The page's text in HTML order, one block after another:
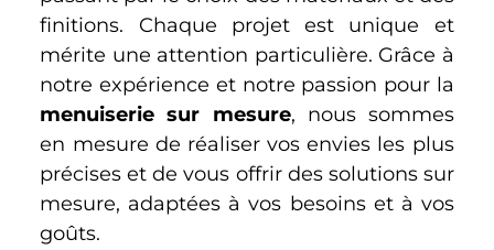
finitions. Chaque projet est unique et
mérite une attention particulière. Grâce à
notre expérience et notre passion pour la
menuiserie sur mesure, nous sommes
en mesure de réaliser vos envies les plus
précises et de vous offrir des solutions sur
mesure, adaptées à vos besoins et à vos
goûts.